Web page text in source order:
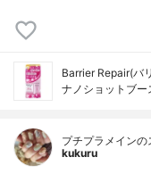
Barrier Repair(バ
ナノショットブー
プチプラメイン
kukuru